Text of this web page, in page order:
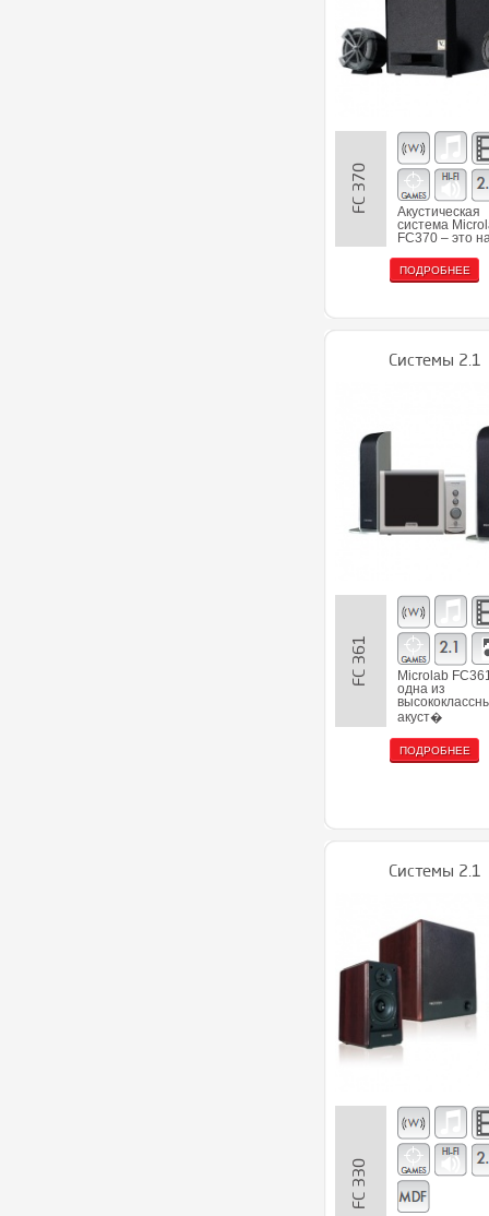
FC 370
Акустическая
система
FC370 – это
ПОДРОБНЕЕ
Системы 2.1
FC 361
Microlab
одна из
акуст�
ПОДРОБНЕЕ
Системы 2.1
FC 330